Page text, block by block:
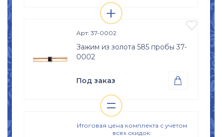
Золото 585
3.40гр.
Вставки
Оникс (природная вст.)
17
19.5
21
21.5 22 22.5
+

Арт: 37-0002
Зажим из золота 585 пробы 37-
0002
Под заказ 
Золото 585
=
Итоговая цена комплекта с учётом
всех скидок: